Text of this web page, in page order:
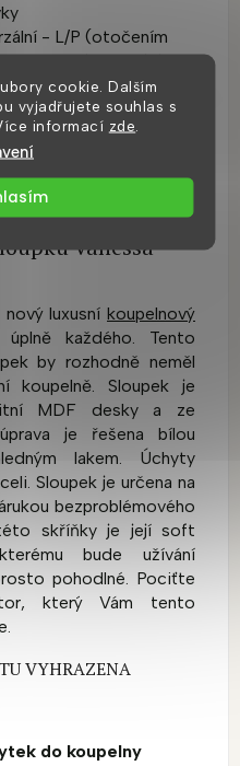
cookie. Dalším
vyjadřujete souhlas s
informací zde
- L/P (otočením
přehozením kotvících
skříňky)
zásuvek - pomalu se
stavu
včetně nákresu
produktu
Vanessa
luxusní koupelnový
každého. Tento
by rozhodně neměl
koupelně. Sloupek je
MDF desky a ze
je řešena bílou
lakem. Úchyty
Sloupek je určena na
bezproblémového
skříňky je její soft
bude užívání
pohodlné. Pociťte
který Vám tento
VYHRAZENA
do koupelny